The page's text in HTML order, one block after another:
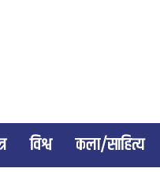
विश्व कला/साहित्य